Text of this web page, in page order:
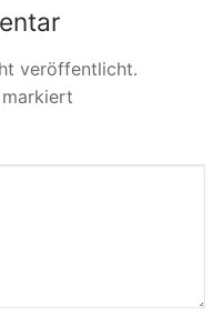
veröffentlicht.
markiert